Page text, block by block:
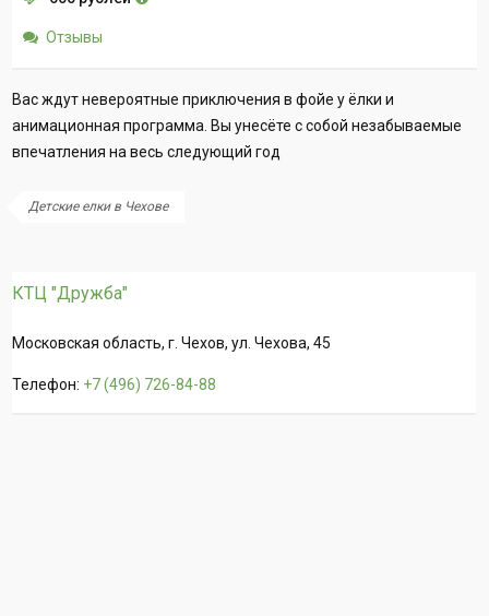
Отзывы
Вас ждут невероятные приключения в фойе у ёлки и
анимационная программа. Вы унесёте с собой незабываемые
впечатления на весь следующий год
Детские елки в Чехове
КТЦ "Дружба"
Московская область, г. Чехов, ул. Чехова, 45
Телефон: +7 (496) 726-84-88